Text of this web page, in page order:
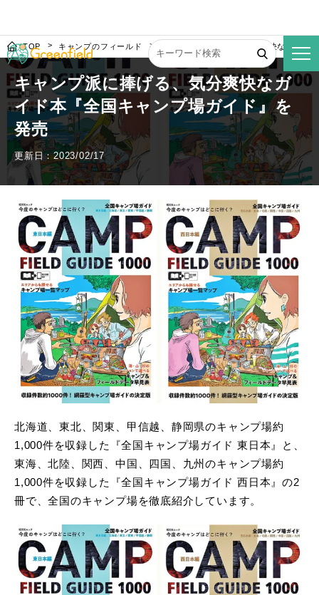
TOP キャンプのフィールド キャンプ派に捧げる、気分爽快なガイド
キャンプ派に捧げる、気分爽快なガ
イド本『全国キャンプ場ガイド』を
発売
更新日：2023/02/17
北海道、東北、関東、甲信越、静岡県のキャンプ場約
1,000件を収録した『全国キャンプ場ガイド 東日本』と、
東海、北陸、関西、中国、四国、九州のキャンプ場約
1,000件を収録した『全国キャンプ場ガイド 西日本』の2
冊で、全国のキャンプ場を徹底紹介しています。